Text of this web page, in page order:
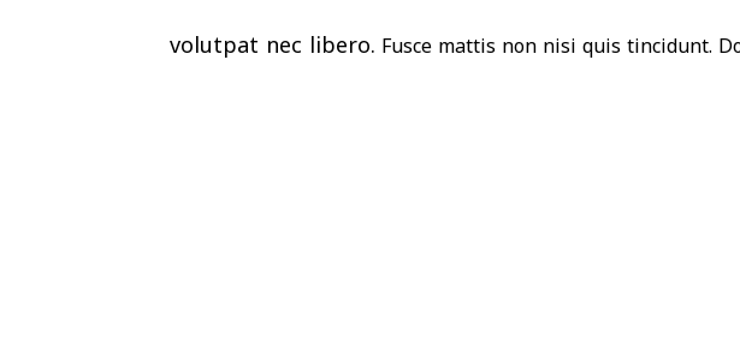
volutpat nec libero. Fusce mattis non nisi quis tincidunt.